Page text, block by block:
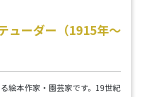
ューダー（1915年〜
絵本作家・園芸家です。19世紀